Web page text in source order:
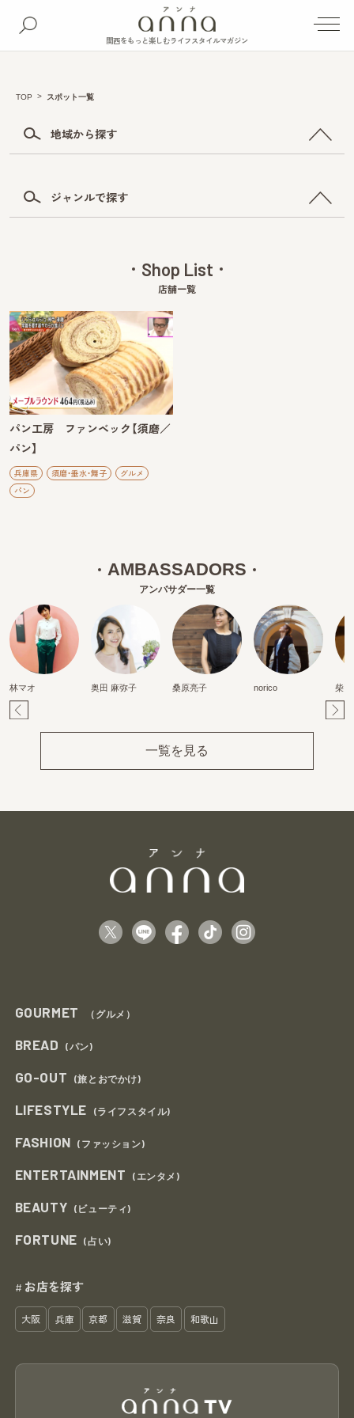
関西をもっと楽しむライフスタイルマガジン
TOP スポット一覧
地域から探す
ジャンルで探す
Shop List
店舗一覧
パン工房 ファンベック【須磨／
パン】
兵庫県 須磨・垂水・舞子
グルメ
パン
AMBASSADORS
アンバサダー一覧
林マオ 奥田 麻弥子 桑原亮子 norico 柴田
一覧を見る
GOURMET （グルメ）
BREAD (パン)
GO-OUT (旅とおでかけ)
LIFESTYLE (ライフスタイル)
FASHION (ファッション)
ENTERTAINMENT (エンタメ)
BEAUTY (ビューティ)
FORTUNE (占い)
# お店を探す
大阪 兵庫 京都 滋賀 奈良 和歌山